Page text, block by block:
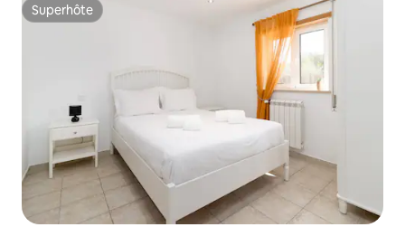
Superhôte
Superhôte